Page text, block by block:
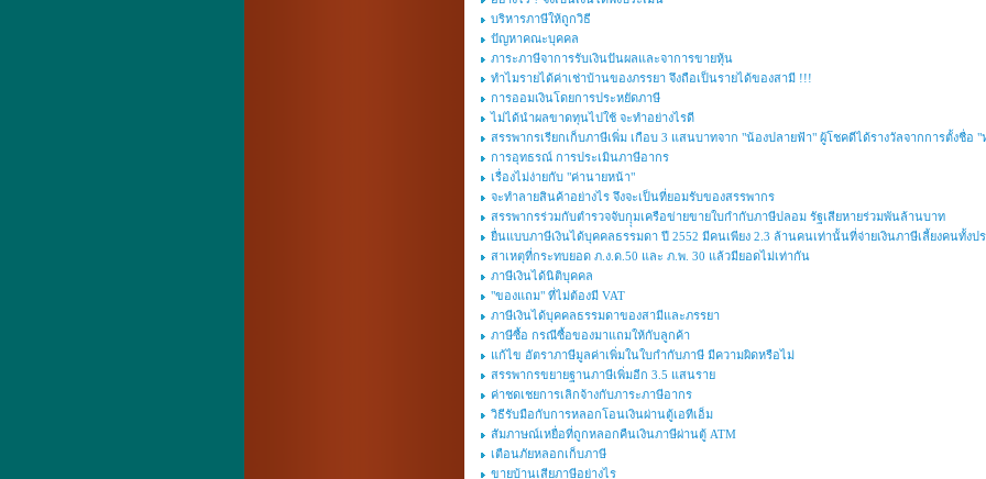
บริหารภาษีให้ถูกวิธี
ปัญหาคณะบุคคล
ภาระภาษีจาการรับเงินปันผลและจาการขายหุ้น
ทำไมรายได้ค่าเช่าบ้านของภรรยา จึงถือเป็นรายได้ของสามี !!!
การออมเงินโดยการประหยัดภาษี
ไม่ได้นำผลขาดทุนไปใช้ จะทำอย่างไรดี
สรรพากรเรียกเก็บภาษีเพิ่ม เกือบ 3 แสนบาทจาก "น้องปลายฟ้า" ผู้โชคดีได้รางวัลจากการตั้งชื่อ
การอุทธรณ์ การประเมินภาษีอากร
เรื่องไม่ง่ายกับ "ค่านายหน้า"
จะทำลายสินค้าอย่างไร จึงจะเป็นที่ยอมรับของสรรพากร
สรรพากรร่วมกับตำรวจจับกุุมเครือข่ายขายใบกำกับภาษีปลอม รัฐเสียหายร่วมพันล้านบาท
ยื่นแบบภาษีเงินได้บุคคลธรรมดา ปี 2552 มีคนเพียง 2.3 ล้านคนเท่านั้นที่จ่ายเงินภาษีเลี้ยงคนทั้งป
สาเหตุที่กระทบยอด ภ.ง.ด.50 และ ภ.พ. 30 แล้วมียอดไม่เท่ากัน
ภาษีเงินได้นิติบุคคล
"ของแถม" ที่ไม่ต้องมี VAT
ภาษีเงินได้บุคคลธรรมดาของสามีและภรรยา
ภาษีซื้อ กรณีซื้อของมาแถมให้กับลูกค้า
แก้ไข อัตราภาษีมูลค่าเพิ่มในใบกำกับภาษี มีความผิดหรือไม่
สรรพากรขยายฐานภาษีเพิ่มอีก 3.5 แสนราย
ค่าชดเชยการเลิกจ้างกับภาระภาษีอากร
วิธีรับมือกับการหลอกโอนเงินผ่านตู้เอทีเอ็ม
สัมภาษณ์เหยื่อที่ถูกหลอกคืนเงินภาษีผ่านตู้ ATM
เตือนภัยหลอกเก็บภาษี
ขายบ้านเสียภาษีอย่างไร